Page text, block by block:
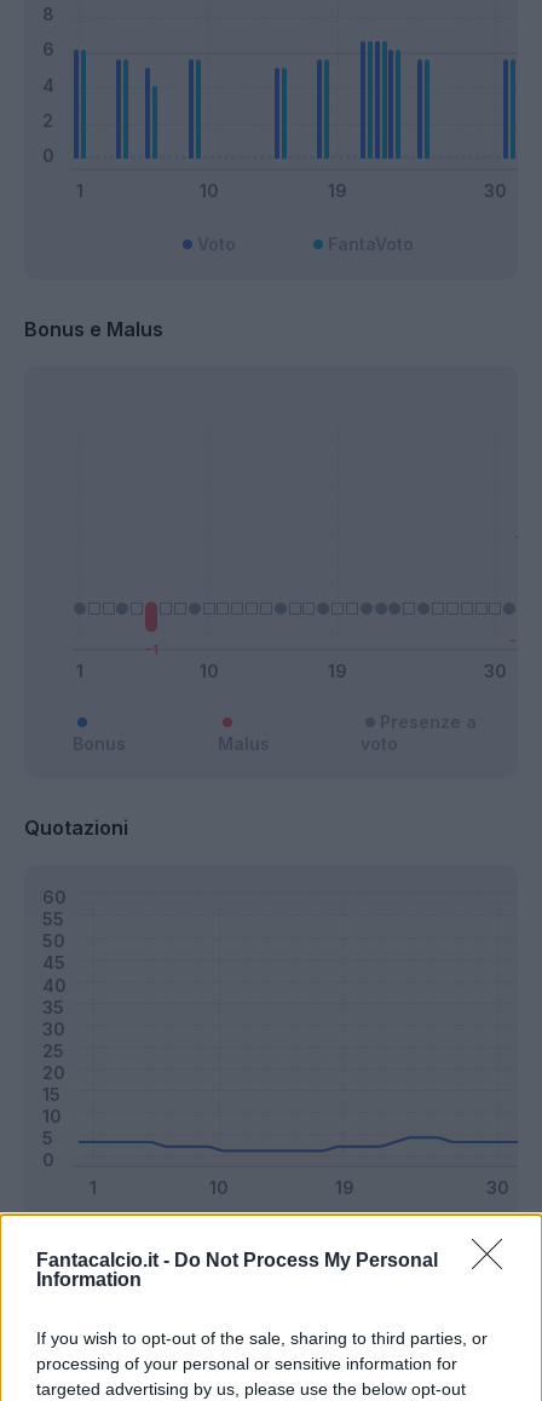
Fantacalcio.it - Do Not Process My Personal
Information
If you wish to opt-out of the sale, sharing to third parties, or
processing of your personal or sensitive information for
targeted advertising by us, please use the below opt-out
Bonus e Malus
Quotazioni
Riepilogo stagione
Titolare 6 - 15